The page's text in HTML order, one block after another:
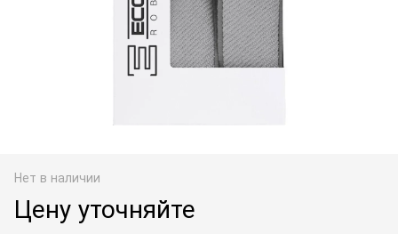
Нет в наличии
Цену уточняйте